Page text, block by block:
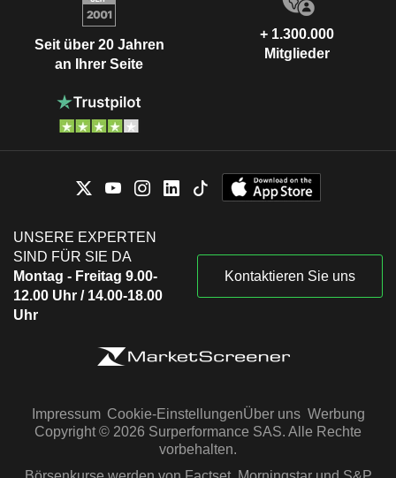
Seit über 20 Jahren
an Ihrer Seite
+ 1.300.000
Mitglieder
UNSERE EXPERTEN
SIND FÜR SIE DA
Montag - Freitag 9.00-
12.00 Uhr / 14.00-18.00
Uhr
Kontaktieren Sie uns
Impressum Cookie-EinstellungenÜber uns Werbung
Copyright © 2026 Surperformance SAS. Alle Rechte
vorbehalten.